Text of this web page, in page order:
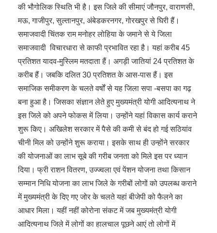
की भौगोलिक स्थिति भी है। इस जिले की सीमाएं जौनपुर, वाराणसी,
मऊ, गाजीपुर, सुल्तानपुर, अंबेडकरनगर, गोरखपुर से घिरी हैं।
समाजवादी चिंतक राम मनोहर लोहिया के जमाने से ये जिला
समाजवादी विचारधारा से काफी प्रभावित रहा है। यहां करीब 45
प्रतिशत यादव-मुस्लिम मतदाता हैं। अगड़ी जातियां 24 प्रतिशत के
करीब हैं। जबकि दलित 30 प्रतिशत के आस-पास हैं। इस
समाजिक समीकरण के चलते वर्षों से यह जिला सपा -बसपा का गढ़
बना हुआ है। जिसका संज्ञान लेते हुए मुख्यमंत्री योगी आदित्यनाथ ने
इस जिले को अपने फोकस में लिया। उन्होंने यहां विकास कार्य कराने
शुरू किए। अखिलेश सरकार में पैसे की कमी से बंद हो गई सठियांव
चीनी मिल को उन्होंने शुरू कराया। इसके साथ ही उन्होंने सरकार
की योजनाओं का लाभ सूबे की गरीब जनता को मिले इस पर ध्यान
दिया। फ्री राशन वितरण, उज्ज्वला एवं पेंशन योजना तथा किसान
सम्मान निधि योजना का लाभ जिले के गरीबों लोगों को उपलब्ध कराने
में मुख्यमंत्री के दिए गए जोर के चलते यहां बीजेपी को फैलने का
आधार मिला। यहीं नहीं कोरोना संकट में जब मुख्यमंत्री योगी
आदित्यनाथ जिले में लोगों का हालचाल पूछने आएं तो लोगों में